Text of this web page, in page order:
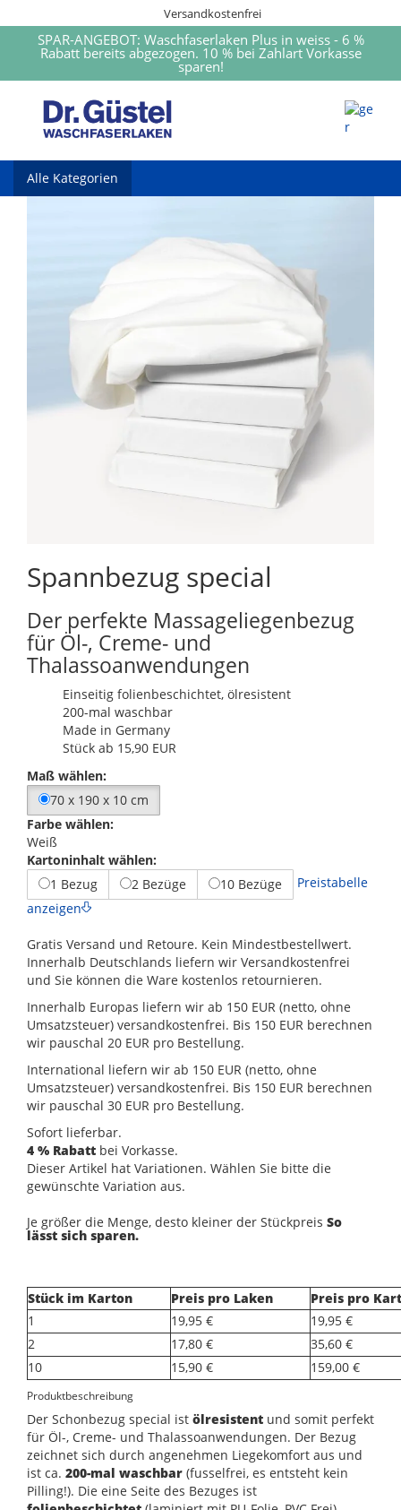
Versandkostenfrei
SPAR-ANGEBOT: Waschfaserlaken Plus in weiss - 6 %
Rabatt bereits abgezogen. 10 % bei Zahlart Vorkasse
sparen!
Alle Kategorien
Spannbezug special
Der perfekte Massageliegenbezug
für Öl-, Creme- und
Thalassoanwendungen
Einseitig folienbeschichtet, ölresistent
200-mal waschbar
Made in Germany
Stück ab 15,90 EUR
Maß wählen:
70 x 190 x 10 cm
Farbe wählen:
Weiß
Kartoninhalt wählen:
1 Bezug
2 Bezüge 10 Bezüge
Preistabelle
anzeigen
Gratis Versand und Retoure. Kein Mindestbestellwert.
Innerhalb Deutschlands liefern wir Versandkostenfrei
und Sie können die Ware kostenlos retournieren.
Innerhalb Europas liefern wir ab 150 EUR (netto, ohne
Umsatzsteuer) versandkostenfrei. Bis 150 EUR berechnen
wir pauschal 20 EUR pro Bestellung.
International liefern wir ab 150 EUR (netto, ohne
Umsatzsteuer) versandkostenfrei. Bis 150 EUR berechnen
wir pauschal 30 EUR pro Bestellung.
Sofort lieferbar.
4 % Rabatt bei Vorkasse.
Dieser Artikel hat Variationen. Wählen Sie bitte die
gewünschte Variation aus.
Je größer die Menge, desto kleiner der Stückpreis So
lässt sich sparen.
Stück im Karton Preis pro Laken
Preis pro
1
19,95 €
19,95 €
2
17,80 €
35,60 €
10
15,90 € 159,00 €
Produktbeschreibung
Der Schonbezug special ist ölresistent und somit perfekt
für Öl-, Creme- und Thalassoanwendungen. Der Bezug
zeichnet sich durch angenehmen Liegekomfort aus und
ist ca. 200-mal waschbar (fusselfrei, es entsteht kein
Pilling!). Die eine Seite des Bezuges ist